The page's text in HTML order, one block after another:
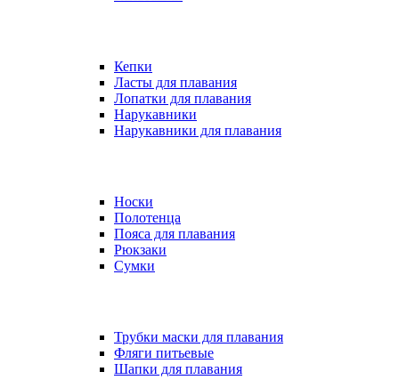
Кепки
Ласты для плавания
Лопатки для плавания
Нарукавники
Нарукавники для плавания
Носки
Полотенца
Пояса для плавания
Рюкзаки
Сумки
Трубки маски для плавания
Фляги питьевые
Шапки для плавания